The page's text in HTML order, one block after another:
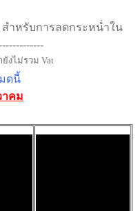
ำหรับการลดกระหน่ำใน
งไม่รวม Vat
ดนี้
าคม